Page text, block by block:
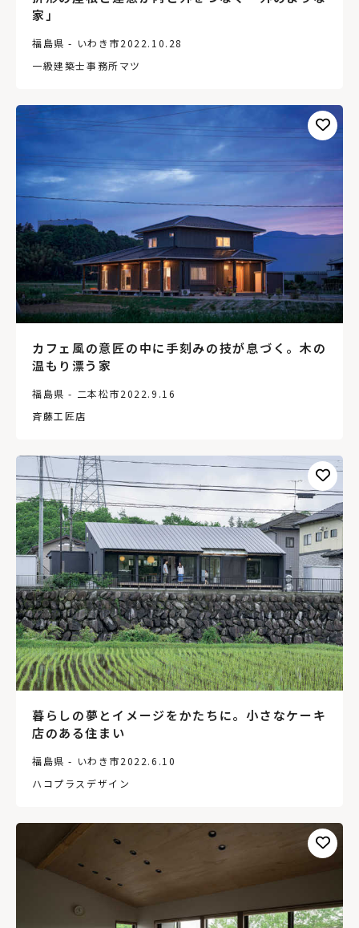
家」
福島県 - いわき市2022.10.28
一級建築士事務所マツ
カフェ風の意匠の中に手刻みの技が息づく。木の
温もり漂う家
福島県 - 二本松市2022.9.16
斉藤工匠店
暮らしの夢とイメージをかたちに。小さなケーキ
店のある住まい
福島県 - いわき市2022.6.10
ハコプラスデザイン